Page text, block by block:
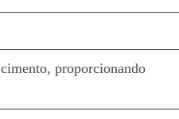
proporcionando